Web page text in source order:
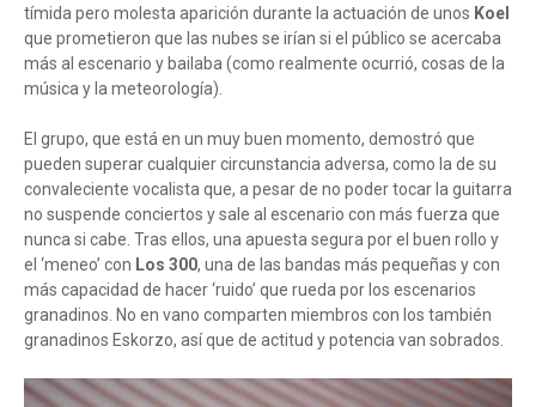
tímida pero molesta aparición durante la actuación de unos Koel
que prometieron que las nubes se irían si el público se acercaba
más al escenario y bailaba (como realmente ocurrió, cosas de la
música y la meteorología).
El grupo, que está en un muy buen momento, demostró que
pueden superar cualquier circunstancia adversa, como la de su
convaleciente vocalista que, a pesar de no poder tocar la guitarra
no suspende conciertos y sale al escenario con más fuerza que
nunca si cabe. Tras ellos, una apuesta segura por el buen rollo y
el ‘meneo’ con Los 300, una de las bandas más pequeñas y con
más capacidad de hacer ‘ruido’ que rueda por los escenarios
granadinos. No en vano comparten miembros con los también
granadinos Eskorzo, así que de actitud y potencia van sobrados.